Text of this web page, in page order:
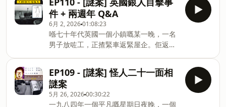
哋一齊返到去1982年6月3號，九龍深水埗
元洲街邨，重頭講返呢單震驚全港嘅「安
安幼稚園斬人案」。感謝大家支持。You
may support the channel with a
coffee :)☕
https://buymeacoffee.com/mysticislandjc
你嘅奇情故：
https://forms.gle/54924zaUXzquBbsg8
📱Instagram @mysticisla
然喺全國電視觀眾面前，親口講出一個收
埋咗十年、令佢難以啟齒嘅驚人秘密？就
等我哋一齊返到去 1989 年意大利帕爾馬
帕爾馬，重溫呢一單震驚全國嘅卡烈達家
族滅門案。感謝大家支持。You may
support the channel with a coffee :)☕
https://buymeacoffee.com/mysticislandjc
你嘅奇情故：
https://forms.gle/54924zaUXzquBbsg8
📱Instagram @mysticislandjc📱
件 + 兩週年 Q&A
6月 2, 202601:08:23
喺七十年代英國一個小鎮嘅某一晚，一名
男子放咗工，正揸緊車返緊屋企。佢返屋
邊除咗一個核設施之外，就乜野都冇。不
過，佢沿途見到一個好高嘅影企咗喺路
邊。究竟嗰個影係乜嘢嚟？點解佢會出現
喺核設施隔籬？嗰晚之後，嗰個人嘅身上
EP109 - [謎案] 怪人二十一面相
謎案
5月 26, 202600:30:22
一九八四年一個平凡嘅星期日夜晚，一個